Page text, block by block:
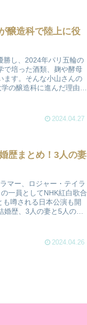
醸造科で陸上に役
勝し、2024年パリ五輪の
で培った酒類、麹や酵母
ます。そんな小山さんの
の醸造科に進んだ理由や
2024.04.27
歴まとめ！3人の妻
マー、ロジャー・テイラ
一員としてNHK紅白歌合
噂される日本公演も開
婚歴、3人の妻と5人の子
2024.04.26